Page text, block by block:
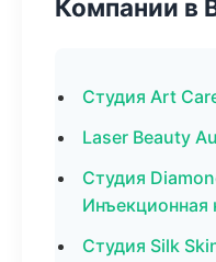
Компании в
Студия Art
Laser Beauty
Студия
Инъекционная
Студия Silk